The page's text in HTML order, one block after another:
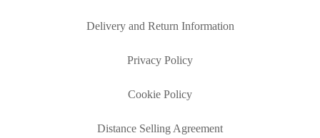
Delivery and Return Information
Privacy Policy
Cookie Policy
Distance Selling Agreement